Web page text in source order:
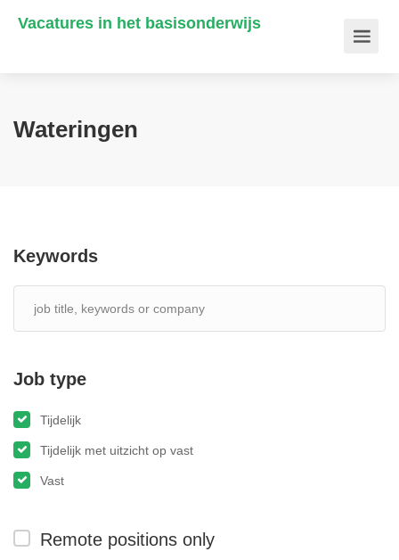
Vacatures in het basisonderwijs
Wateringen
Keywords
Job type
Tijdelijk
Tijdelijk met uitzicht op vast
Vast
Remote positions only